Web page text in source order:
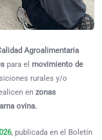
Agroalimentaria
para el movimiento de
rurales y/o
en zonas
ovina.
, publicada en el Boletín